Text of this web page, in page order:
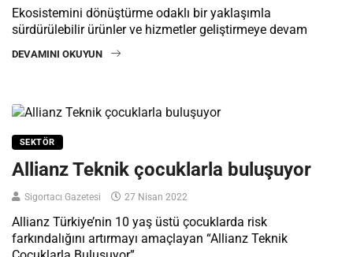
Ekosistemini dönüştürme odaklı bir yaklaşımla
sürdürülebilir ürünler ve hizmetler geliştirmeye devam
DEVAMINI OKUYUN
SEKTÖR
Allianz Teknik çocuklarla buluşuyor
Sigortacı Gazetesi 27 Nisan 2022
Allianz Türkiye’nin 10 yaş üstü çocuklarda risk
farkındalığını artırmayı amaçlayan “Allianz Teknik